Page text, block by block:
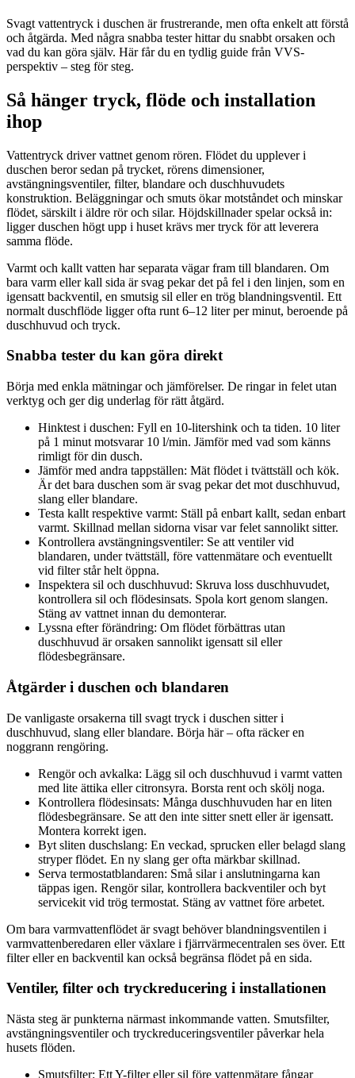
Svagt vattentryck i duschen är frustrerande, men ofta enkelt att förstå
och åtgärda. Med några snabba tester hittar du snabbt orsaken och
vad du kan göra själv. Här får du en tydlig guide från VVS-
perspektiv – steg för steg.
Så hänger tryck, flöde och installation
ihop
Vattentryck driver vattnet genom rören. Flödet du upplever i
duschen beror sedan på trycket, rörens dimensioner,
avstängningsventiler, filter, blandare och duschhuvudets
konstruktion. Beläggningar och smuts ökar motståndet och minskar
flödet, särskilt i äldre rör och silar. Höjdskillnader spelar också in:
ligger duschen högt upp i huset krävs mer tryck för att leverera
samma flöde.
Varmt och kallt vatten har separata vägar fram till blandaren. Om
bara varm eller kall sida är svag pekar det på fel i den linjen, som en
igensatt backventil, en smutsig sil eller en trög blandningsventil. Ett
normalt duschflöde ligger ofta runt 6–12 liter per minut, beroende på
duschhuvud och tryck.
Snabba tester du kan göra direkt
Börja med enkla mätningar och jämförelser. De ringar in felet utan
verktyg och ger dig underlag för rätt åtgärd.
Hinktest i duschen: Fyll en 10-litershink och ta tiden. 10 liter
på 1 minut motsvarar 10 l/min. Jämför med vad som känns
rimligt för din dusch.
Jämför med andra tappställen: Mät flödet i tvättställ och kök.
Är det bara duschen som är svag pekar det mot duschhuvud,
slang eller blandare.
Testa kallt respektive varmt: Ställ på enbart kallt, sedan enbart
varmt. Skillnad mellan sidorna visar var felet sannolikt sitter.
Kontrollera avstängningsventiler: Se att ventiler vid
blandaren, under tvättställ, före vattenmätare och eventuellt
vid filter står helt öppna.
Inspektera sil och duschhuvud: Skruva loss duschhuvudet,
kontrollera sil och flödesinsats. Spola kort genom slangen.
Stäng av vattnet innan du demonterar.
Lyssna efter förändring: Om flödet förbättras utan
duschhuvud är orsaken sannolikt igensatt sil eller
flödesbegränsare.
Åtgärder i duschen och blandaren
De vanligaste orsakerna till svagt tryck i duschen sitter i
duschhuvud, slang eller blandare. Börja här – ofta räcker en
noggrann rengöring.
Rengör och avkalka: Lägg sil och duschhuvud i varmt vatten
med lite ättika eller citronsyra. Borsta rent och skölj noga.
Kontrollera flödesinsats: Många duschhuvuden har en liten
flödesbegränsare. Se att den inte sitter snett eller är igensatt.
Montera korrekt igen.
Byt sliten duschslang: En veckad, sprucken eller belagd slang
stryper flödet. En ny slang ger ofta märkbar skillnad.
Serva termostatblandaren: Små silar i anslutningarna kan
täppas igen. Rengör silar, kontrollera backventiler och byt
servicekit vid trög termostat. Stäng av vattnet före arbetet.
Om bara varmvattenflödet är svagt behöver blandningsventilen i
varmvattenberedaren eller växlare i fjärrvärmecentralen ses över. Ett
filter eller en backventil kan också begränsa flödet på en sida.
Ventiler, filter och tryckreducering i installationen
Nästa steg är punkterna närmast inkommande vatten. Smutsfilter,
avstängningsventiler och tryckreduceringsventiler påverkar hela
husets flöden.
Smutsfilter: Ett Y-filter eller sil före vattenmätare fångar